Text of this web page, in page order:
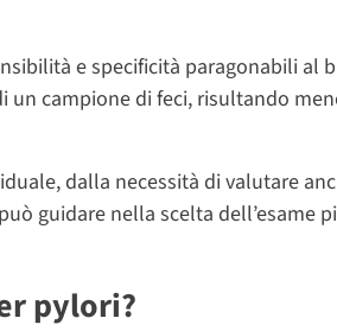
e specificità paragonabili al
un campione di feci, risultando
dalla necessità di valutare
può guidare nella scelta dell’esame
pylori?